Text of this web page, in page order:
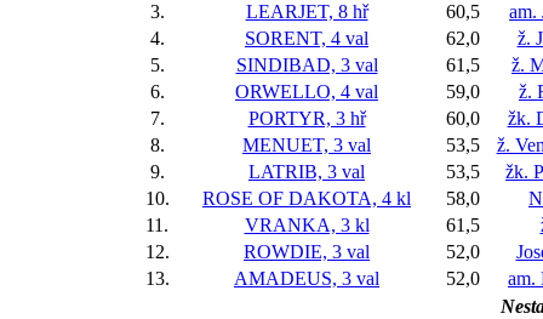
3.
LEARJET, 8 hř 60,5
am.
4.
SORENT, 4 val 62,0
ž.
5.
SINDIBAD, 3 val 61,5
ž.
6.
ORWELLO, 4 val 59,0
ž.
7.
PORTYR, 3 hř 60,0
žk.
8.
MENUET, 3 val 53,5
ž.
9.
LATRIB, 3 val 53,5
žk.
10.
ROSE OF DAKOTA, 4 kl 58,0
11.
VRANKA, 3 kl 61,5
12.
ROWDIE, 3 val 52,0
13.
AMADEUS, 3 val 52,0
am.